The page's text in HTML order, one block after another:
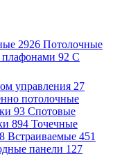
2926 Потолочные
92 С
управления 27
потолочные
93 Спотовые
894 Точечные
Встраиваемые 451
панели 127